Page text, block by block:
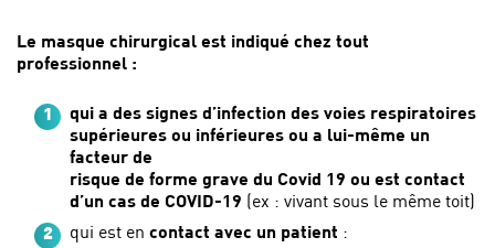
Le masque chirurgical est indiqué chez tout
professionnel :
qui a des signes d’infection des voies respiratoires
supérieures ou inférieures ou a lui-même un
facteur de
risque de forme grave du Covid 19 ou est contact
d’un cas de COVID-19 (ex : vivant sous le même toit)
qui est en contact avec un patient :